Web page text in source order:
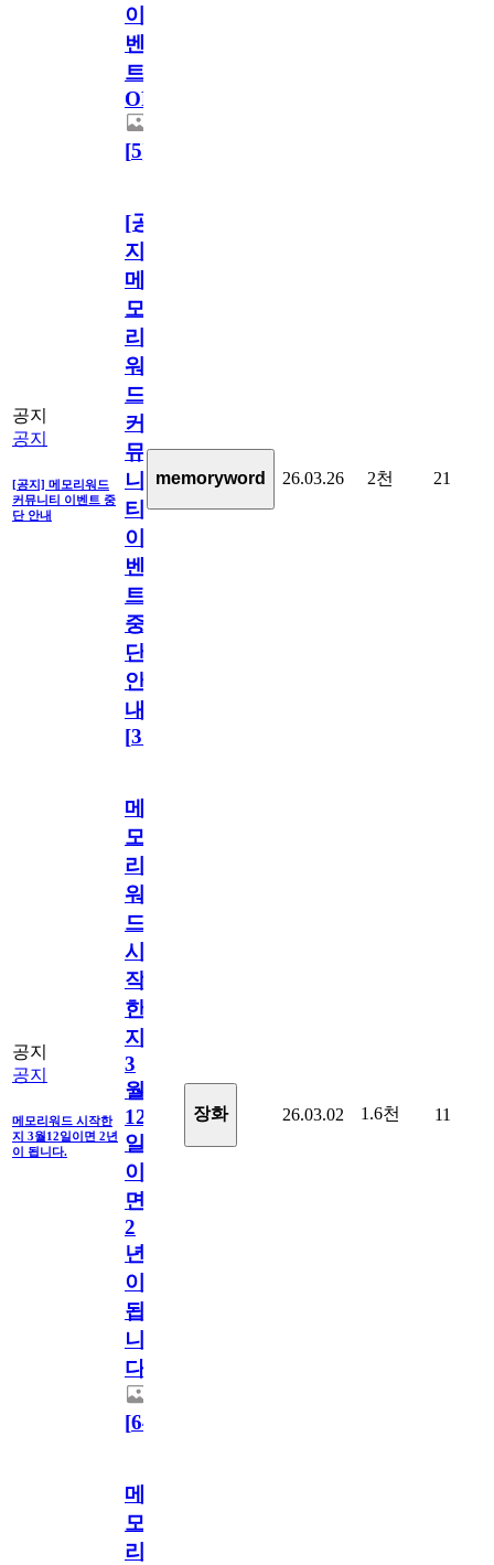
이
벤
트
OPEN!
[5]
공지
공지
[공지] 메모리워드
커뮤니티 이벤트 중
단 안내
[공
지]
메
모
리
워
드
커
뮤
니
티
이
벤
트
중
단
안
내
[31
memoryword 26.03.26 2천 21
공지
공지
메모리워드 시작한
지 3월12일이면 2년
이 됩니다.
메
모
리
워
드
시
작
한
지
3
월
12
일
이
면
2
년
이
됩
니
다.
[64
장화 26.03.02 1.6천 11
메
모
리